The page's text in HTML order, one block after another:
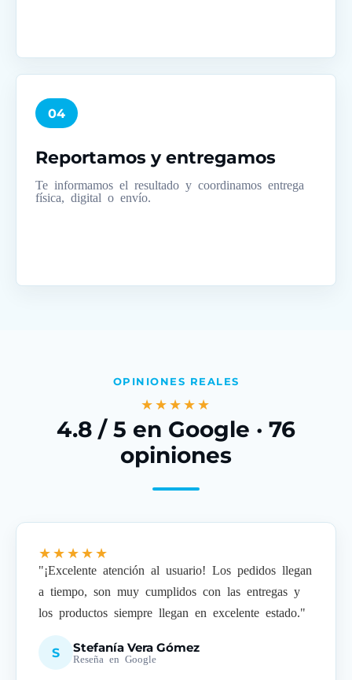
04
Reportamos y entregamos
Te informamos el resultado y coordinamos entrega
física, digital o envío.
OPINIONES REALES
★★★★★
4.8 / 5 en Google · 76
opiniones
★★★★★
"¡Excelente atención al usuario! Los pedidos llegan
a tiempo, son muy cumplidos con las entregas y
los productos siempre llegan en excelente estado."
S Stefanía Vera Gómez
Reseña en Google